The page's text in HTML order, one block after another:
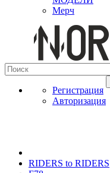
Мерч
Регистрация
Авторизация
RIDERS to RIDERS